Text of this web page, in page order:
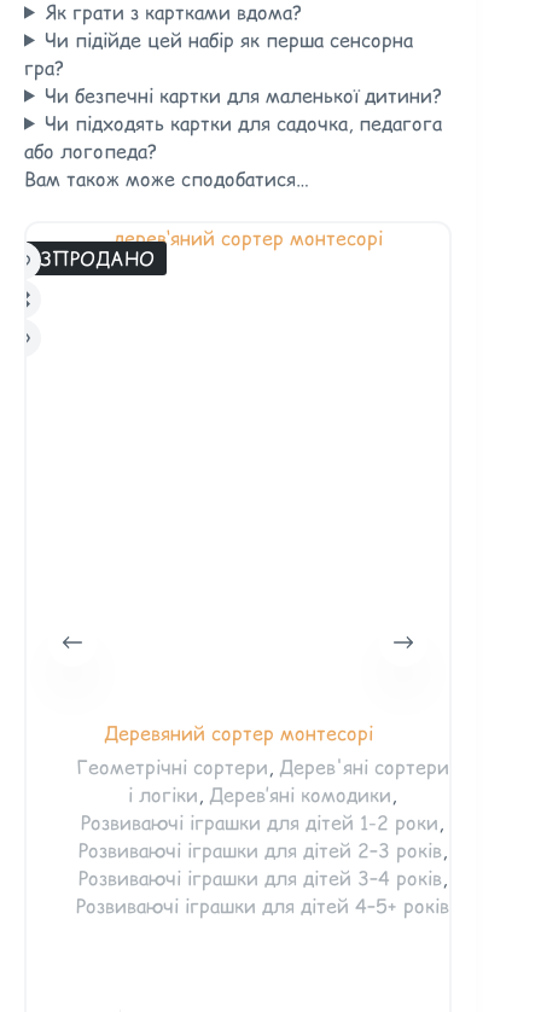
Як грати з картками вдома?
Чи підійде цей набір як перша сенсорна
гра?
Чи безпечні картки для маленької дитини?
Чи підходять картки для садочка, педагога
або логопеда?
Вам також може сподобатися…
РОЗПРОДАНО
Деревяний сортер монтесорі
Геометрічні сортери, Дерев'яні сортери
і логіки, Дерев’яні комодики,
Розвиваючі іграшки для дітей 1-2 роки,
Розвиваючі іграшки для дітей 2–3 років,
Розвиваючі іграшки для дітей 3–4 років,
Розвиваючі іграшки для дітей 4–5+ років